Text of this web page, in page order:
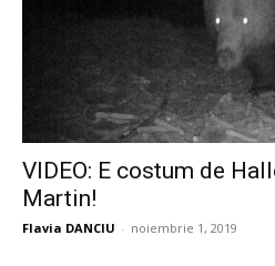
VIDEO: E costum de
Martin!
Flavia DANCIU - noiembrie 1, 2019